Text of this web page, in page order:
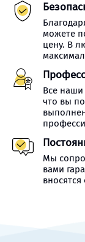
можете
цену. В
Все наши
что вы
Мы
вами